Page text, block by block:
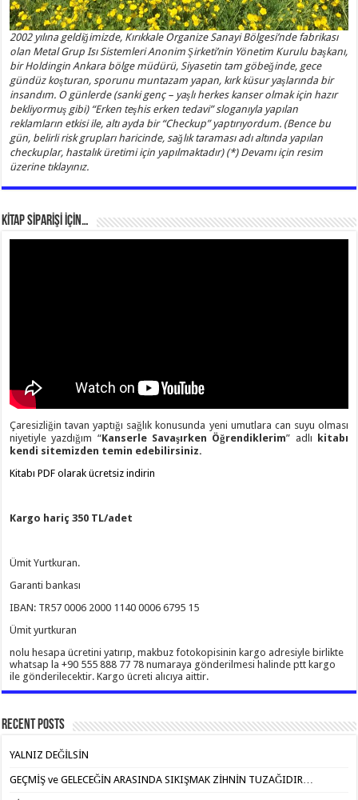
2002 yılına geldiğimizde, Kırıkkale Organize Sanayi Bölgesi’nde fabrikası
olan Metal Grup Isı Sistemleri Anonim Şirketi’nin Yönetim Kurulu başkanı,
bir Holdingin Ankara bölge müdürü, Siyasetin tam göbeğinde, gece
gündüz koşturan, sporunu muntazam yapan, kırk küsur yaşlarında bir
insandım. O günlerde (sanki genç – yaşlı herkes kanser olmak için hazır
bekliyormuş gibi) “Erken teşhis erken tedavi” sloganıyla yapılan
reklamların etkisi ile, altı ayda bir “Checkup” yaptırıyordum. (Bence bu
gün, belirli risk grupları haricinde, sağlık taraması adı altında yapılan
checkuplar, hastalık üretimi için yapılmaktadır) (*) Devamı için resim
üzerine tıklayınız.
KİTAP SİPARİŞİ İÇİN…
Çaresizliğin tavan yaptığı sağlık konusunda yeni umutlara can suyu olması
niyetiyle yazdığım “Kanserle Savaşırken Öğrendiklerim” adlı kitabı
kendi sitemizden temin edebilirsiniz.
Kitabı PDF olarak ücretsiz indirin
Kargo hariç 350 TL/adet
Ümit Yurtkuran.
Garanti bankası
IBAN: TR57 0006 2000 1140 0006 6795 15
Ümit yurtkuran
nolu hesapa ücretini yatırıp, makbuz fotokopisinin kargo adresiyle birlikte
whatsap la +90 555 888 77 78 numaraya gönderilmesi halinde ptt kargo
ile gönderilecektir. Kargo ücreti alıcıya aittir.
Recent Posts
YALNIZ DEĞİLSİN
GEÇMİŞ ve GELECEĞİN ARASINDA SIKIŞMAK ZİHNİN TUZAĞIDIR…